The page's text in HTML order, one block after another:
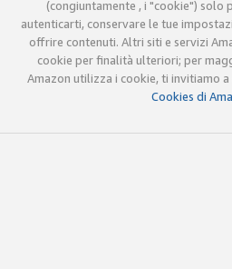
(congiuntamente , i "cookie") solo
autenticarti, conservare le tue
offrire contenuti. Altri siti e servizi
cookie per finalità ulteriori; per
Amazon utilizza i cookie, ti invitiamo a
Cookies di